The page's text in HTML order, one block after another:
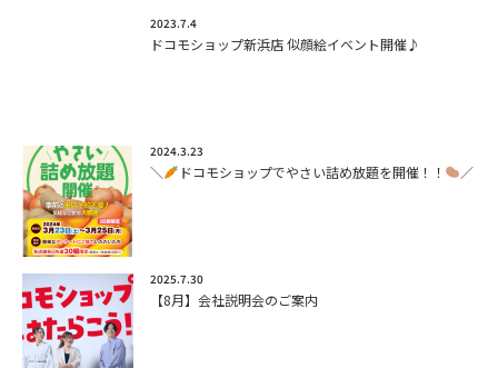
2023.7.4
ドコモショップ新浜店 似顔絵イベント開催♪
2024.3.23
＼ ドコモショップでやさい詰め放題を開催！！ ／
2025.7.30
【8月】会社説明会のご案内